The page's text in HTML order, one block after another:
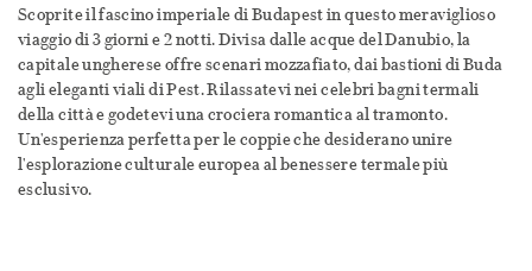
Scoprite il fascino imperiale di Budapest in questo meraviglioso
viaggio di 3 giorni e 2 notti. Divisa dalle acque del Danubio, la
capitale ungherese offre scenari mozzafiato, dai bastioni di Buda
agli eleganti viali di Pest. Rilassatevi nei celebri bagni termali
della città e godetevi una crociera romantica al tramonto.
Un'esperienza perfetta per le coppie che desiderano unire
l'esplorazione culturale europea al benessere termale più
esclusivo.